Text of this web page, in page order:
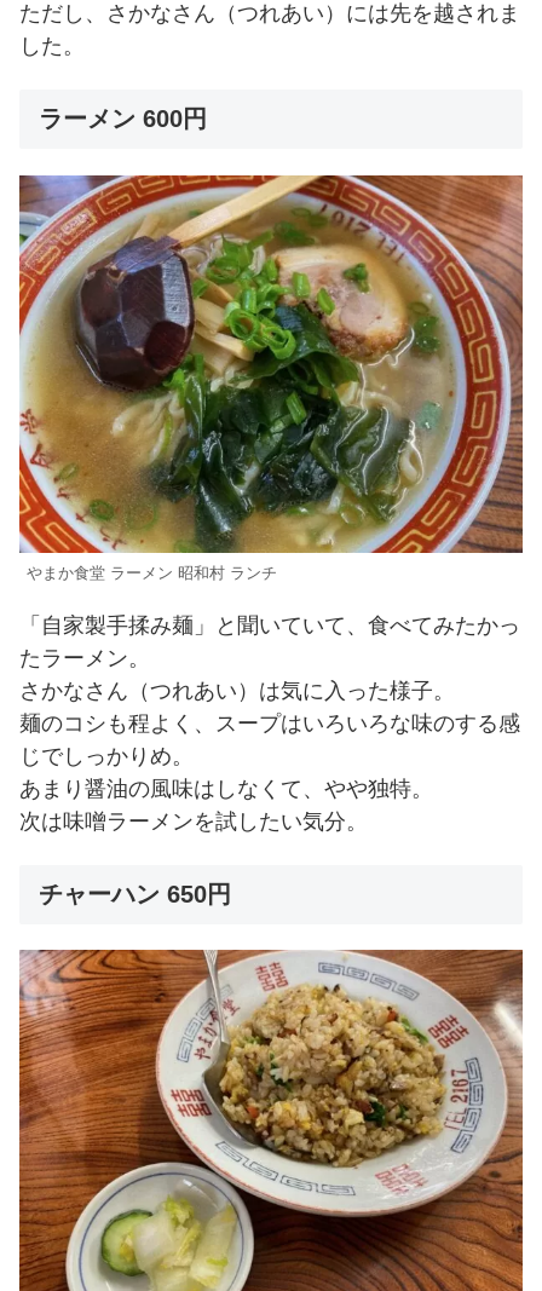
ただし、さかなさん（つれあい）には先を越されま
した。
ラーメン 600円
やまか食堂 ラーメン 昭和村 ランチ
「自家製手揉み麺」と聞いていて、食べてみたかっ
たラーメン。
さかなさん（つれあい）は気に入った様子。
麺のコシも程よく、スープはいろいろな味のする感
じでしっかりめ。
あまり醤油の風味はしなくて、やや独特。
次は味噌ラーメンを試したい気分。
チャーハン 650円